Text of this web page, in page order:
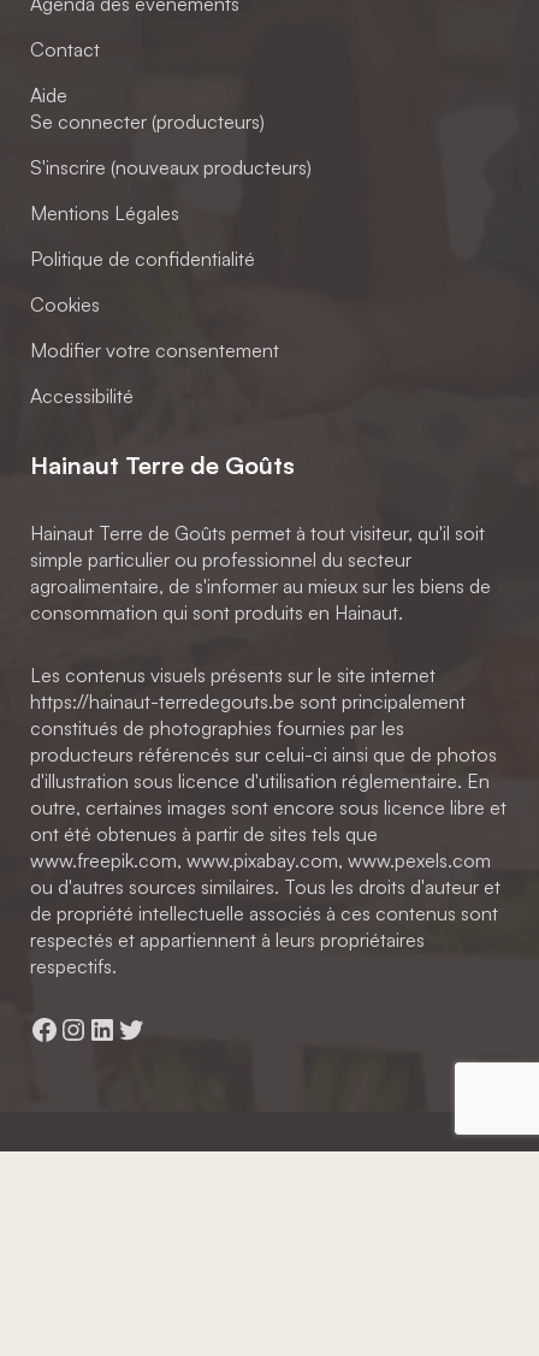
Contact
Aide
Se connecter (producteurs)
S'inscrire (nouveaux producteurs)
Mentions Légales
Politique de confidentialité
Cookies
Modifier votre consentement
Accessibilité
Hainaut Terre de Goûts
Hainaut Terre de Goûts permet à tout visiteur, qu'il soit
simple particulier ou professionnel du secteur
agroalimentaire, de s'informer au mieux sur les biens de
consommation qui sont produits en Hainaut.
Les contenus visuels présents sur le site internet
https://hainaut-terredegouts.be sont principalement
constitués de photographies fournies par les
producteurs référencés sur celui-ci ainsi que de photos
d'illustration sous licence d'utilisation réglementaire. En
outre, certaines images sont encore sous licence libre et
ont été obtenues à partir de sites tels que
www.freepik.com, www.pixabay.com, www.pexels.com
ou d'autres sources similaires. Tous les droits d'auteur et
de propriété intellectuelle associés à ces contenus sont
respectés et appartiennent à leurs propriétaires
respectifs.
Facebook
Instagram
LinkedIn
Twitter